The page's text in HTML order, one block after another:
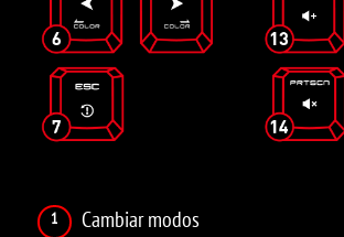
Cambiar modos